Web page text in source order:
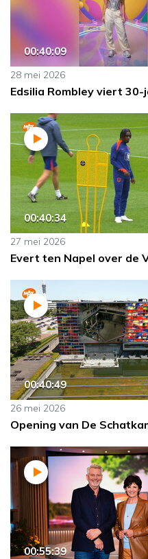
00:40:09
28 mei 2026
Edsilia Rombley viert 30-
00:40:34
27 mei 2026
Evert ten Napel over de
00:40:49
26 mei 2026
Opening van De
00:55:39